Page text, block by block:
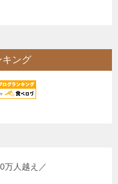
キング
万人越え／